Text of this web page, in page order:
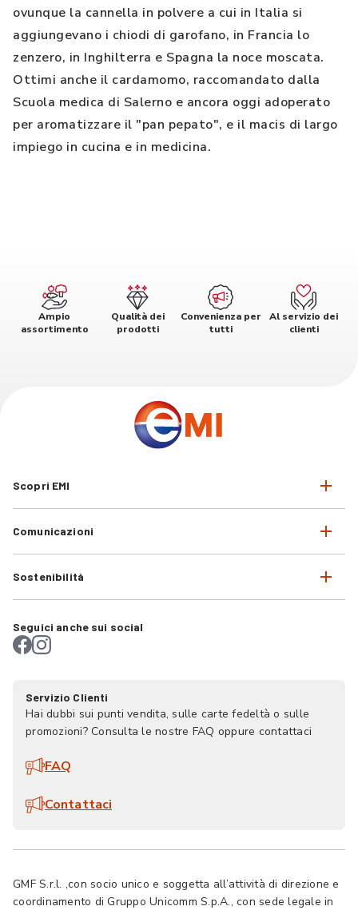
ovunque la cannella in polvere a cui in Italia si
aggiungevano i chiodi di garofano, in Francia lo
zenzero, in Inghilterra e Spagna la noce moscata.
Ottimi anche il cardamomo, raccomandato dalla
Scuola medica di Salerno e ancora oggi adoperato
per aromatizzare il "pan pepato", e il macis di largo
impiego in cucina e in medicina.
Ampio
assortimento
Qualità dei
prodotti
Convenienza per
tutti
Al servizio dei
clienti
Scopri EMI
Comunicazioni
Sostenibilità
Seguici anche sui social
Servizio Clienti
Hai dubbi sui punti vendita, sulle carte fedeltà o sulle
promozioni? Consulta le nostre FAQ oppure contattaci
FAQ
Contattaci
GMF S.r.l. ,con socio unico e soggetta all’attività di direzione e
coordinamento di Gruppo Unicomm S.p.A., con sede legale in